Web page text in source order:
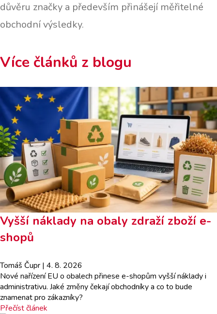
důvěru značky a především přinášejí měřitelné
obchodní výsledky.
Více článků z blogu
Vyšší náklady na obaly zdraží zboží e-
shopů
Tomáš Čupr | 4. 8. 2026
Nové nařízení EU o obalech přinese e-shopům vyšší náklady i
administrativu. Jaké změny čekají obchodníky a co to bude
znamenat pro zákazníky?
Přečíst článek